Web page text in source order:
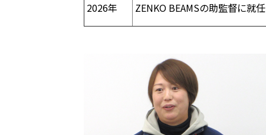
2026年
ZENKO BEAMSの助監督に就任